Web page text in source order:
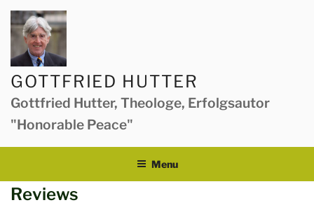
Skip
content
GOTTFRIED HUTTER
Gottfried Hutter, Theologe, Erfolgsautor
"Honorable Peace"
Menu
Reviews